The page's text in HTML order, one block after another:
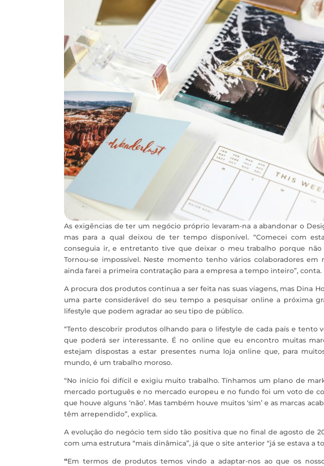
As exigências de ter um negócio próprio levaram-na a abandonar o
mas para a qual deixou de ter tempo disponível. “Comecei com
conseguia ir, e entretanto tive que deixar o meu trabalho porque não
Tornou-se impossível. Neste momento tenho vários colaboradores
ainda farei a primeira contratação para a empresa a tempo inteiro”, conta.
A procura dos produtos continua a ser feita nas suas viagens, mas Dina
uma parte considerável do seu tempo a pesquisar online a próxima
lifestyle que podem agradar ao seu tipo de público.
“Tento descobrir produtos olhando para o lifestyle de cada país e tento
que poderá ser interessante. É no online que eu encontro muitas
estejam dispostas a estar presentes numa loja online que, para
mundo, é um trabalho moroso.
“No início foi difícil e exigiu muito trabalho. Tínhamos um plano de
mercado português e no mercado europeu e no fundo foi um voto de
que houve alguns ‘não’. Mas também houve muitos ‘sim’ e as marcas
têm arrependido”, explica.
A evolução do negócio tem sido tão positiva que no final de agosto de
com uma estrutura “mais dinâmica”, já que o site anterior “já se estava a
“Em termos de produtos temos vindo a adaptar-nos ao que os